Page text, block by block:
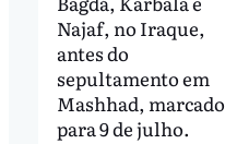
Najaf, no Iraque,
antes do
sepultamento em
Mashhad, marcado
para 9 de julho.